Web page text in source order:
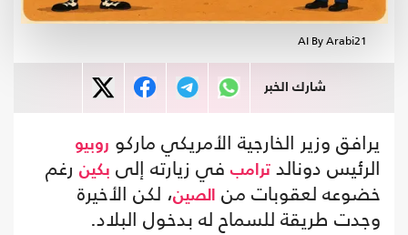
AI By Arabi21
شارك الخبر
يرافق وزير الخارجية الأمريكي ماركو روبيو
الرئيس دونالد ترامب في زيارته إلى بكين رغم
خضوعه لعقوبات من
الصين، لكن الأخيرة
وجدت طريقة للسماح له بدخول البلاد.